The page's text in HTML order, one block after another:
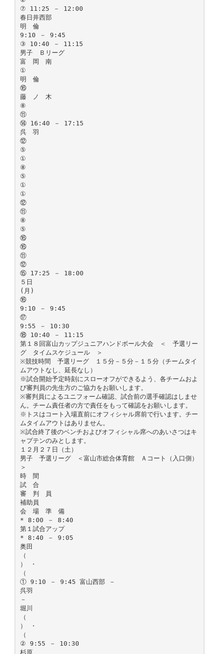
⑦ 11:25 － 12:00
春日井西部
明 倫
9:10 － 9:45
③ 10:40 － 11:15
男子 Ｂリーグ
富 岡 南
①
明 倫
⑯
藤 ノ 木
⑧
⑪
⑭ 16:40 － 17:15
呉 羽
⑫
⑤
①
⑧
⑤
①
①
⑫
⑪
⑧
⑤
⑯
⑯
⑪
⑫
⑮ 17:25 － 18:00
５日
(月)
⑯
9:10 － 9:45
⑰
9:55 － 10:30
⑱ 10:40 － 11:15
第１８回富山カップジュニアハンドボール大会 ＜ 予選リー
グ タイムスケジュール ＞
※競技時間 予選リーグ １５分－５分－１５分（チームタイ
ムアウトなし、延長なし）
※試合開始予定時刻にスローオフができるよう、各チームおよ
び審判員の先生方のご協力をお願いします。
※審判員によるユニフォーム確認、試合前の選手確認はしませ
ん。チーム責任者の方で責任をもって確認をお願いします。
※トスはコート入場直前にオフィシャル席前で行います。チー
ムタイムアウトはありません。
※試合終了後のベンチおよびオフィシャル席へのあいさつはキ
ャプテンのみとします。
１２月２７日（土）
男子 予選リーグ ＜富山市総合体育館 Ａコート（入口側）
＞
時 間
試 合
審 判 員
補助員
会 場 準 備
* 8:00 － 8:40
第１試合アップ
* 8:40 － 9:05
奥田
（
） ・
（
① 9:10 － 9:45 富山西部 －
呉羽
－
堀川
（
） ・
（
② 9:55 － 10:30
杉原